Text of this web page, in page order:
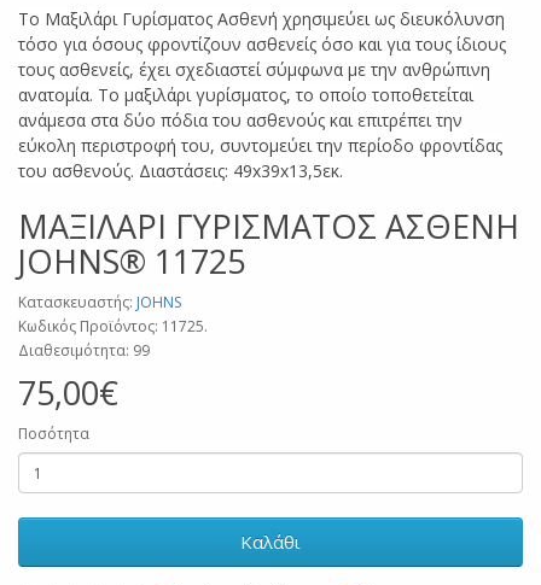
Το Μαξιλάρι Γυρίσματος Ασθενή χρησιμεύει ως διευκόλυνση
τόσο για όσους φροντίζουν ασθενείς όσο και για τους ίδιους
τους ασθενείς, έχει σχεδιαστεί σύμφωνα με την ανθρώπινη
ανατομία. Το μαξιλάρι γυρίσματος, το οποίο τοποθετείται
ανάμεσα στα δύο πόδια του ασθενούς και επιτρέπει την
εύκολη περιστροφή του, συντομεύει την περίοδο φροντίδας
του ασθενούς. Διαστάσεις: 49x39x13,5εκ.
ΜΑΞΙΛΑΡΙ ΓΥΡΙΣΜΑΤΟΣ ΑΣΘΕΝΗ
JOHNS® 11725
Κατασκευαστής: JOHNS
Κωδικός Προϊόντος: 11725.
Διαθεσιμότητα: 99
75,00€
Ποσότητα
Καλάθι